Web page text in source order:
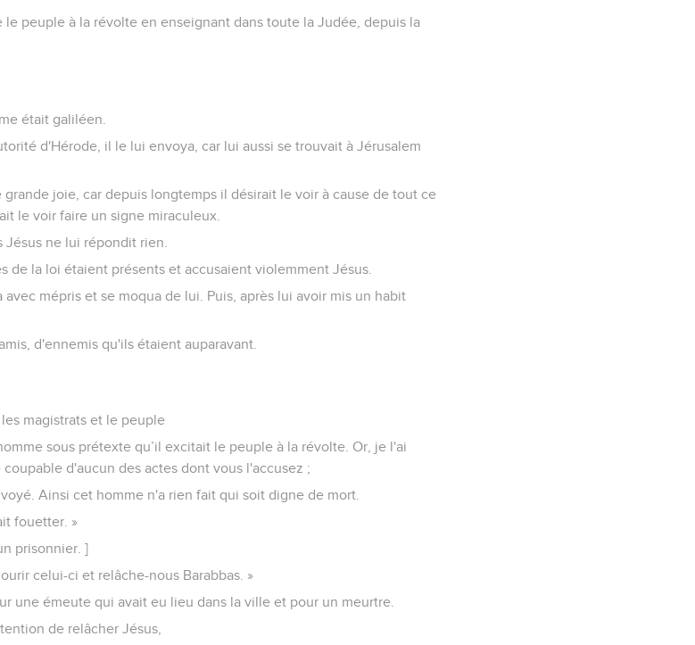
le peuple à la révolte en enseignant dans toute la Judée, depuis la
était galiléen.
d'Hérode, il le lui envoya, car lui aussi se trouvait à Jérusalem
joie, car depuis longtemps il désirait le voir à cause de tout ce
le voir faire un signe miraculeux.
ne lui répondit rien.
de la loi étaient présents et accusaient violemment Jésus.
mépris et se moqua de lui. Puis, après lui avoir mis un habit
d'ennemis qu'ils étaient auparavant.
magistrats et le peuple
sous prétexte qu’il excitait le peuple à la révolte. Or, je l'ai
d'aucun des actes dont vous l'accusez ;
Ainsi cet homme n'a rien fait qui soit digne de mort.
fouetter. »
prisonnier. ]
celui-ci et relâche-nous Barabbas. »
une émeute qui avait eu lieu dans la ville et pour un meurtre.
de relâcher Jésus,